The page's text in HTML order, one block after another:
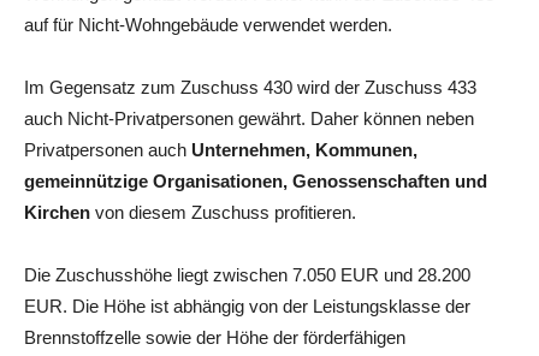
auf für Nicht-Wohngebäude verwendet werden.
Im Gegensatz zum Zuschuss 430 wird der Zuschuss 433
auch Nicht-Privatpersonen gewährt. Daher können neben
Privatpersonen auch Unternehmen, Kommunen,
gemeinnützige Organisationen, Genossenschaften und
Kirchen von diesem Zuschuss profitieren.
Die Zuschusshöhe liegt zwischen 7.050 EUR und 28.200
EUR. Die Höhe ist abhängig von der Leistungsklasse der
Brennstoffzelle sowie der Höhe der förderfähigen